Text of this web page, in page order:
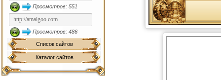
Просмотров: 551
Просмотров: 486
Список сайтов
Каталог сайтов